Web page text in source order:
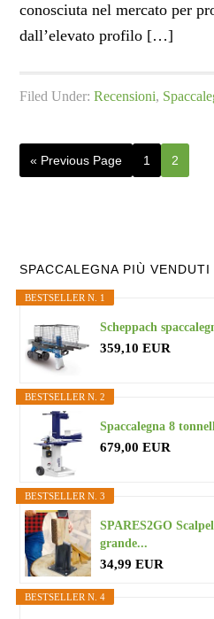
conosciuta nel mercato per
dall’elevato profilo […]
Filed Under:Recensioni,
« Go
to
Previous Page Page
1 Page
2
Primary
Sidebar
SPACCALEGNA PIÙ
BESTSELLER N. 1
Scheppach
359,10 EUR
BESTSELLER N. 2
Spaccalegna 8
679,00 EUR
BESTSELLER N. 3
SPARES2GO
grande...
34,99 EUR
BESTSELLER N. 4